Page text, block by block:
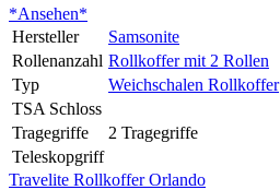
*Ansehen*
Hersteller
Samsonite
Rollenanzahl Rollkoffer mit 2 Rollen
Typ
Weichschalen Rollkoffer
TSA Schloss
Tragegriffe
2 Tragegriffe
Teleskopgriff
Travelite Rollkoffer Orlando